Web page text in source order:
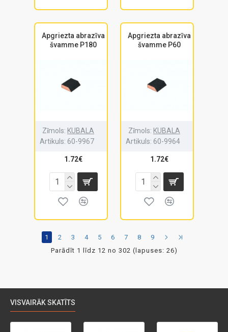
Apgriezta abrazīva
švamme P180
Zīmols: KUBALA
Artikuls: 60-9967
1.72€
Apgriezta abrazīva
švamme P60
Zīmols: KUBALA
Artikuls: 60-9964
1.72€
1 2 3 4 5 6 7 8
9
Parādīt 1 līdz 12 no 302 (lapuses: 26)
VISVAIRĀK SKATĪTS